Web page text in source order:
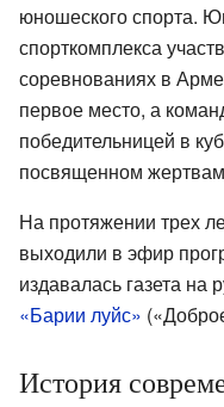
юношеского спорта.
спорткомплекса
соревнованиях в
первое место, а
победительницей в
посвященном
На протяжении трех
выходили в эфир
издавалась газета на
«Барии луйс»
История